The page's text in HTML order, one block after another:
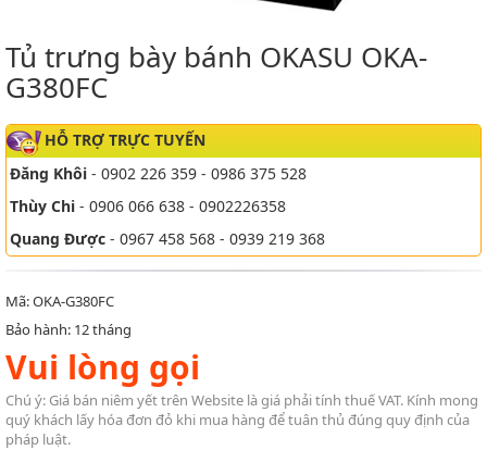
Tủ trưng bày bánh OKASU OKA-
G380FC
HỖ TRỢ TRỰC TUYẾN
Đăng Khôi - 0902 226 359 - 0986 375 528
Thùy Chi - 0906 066 638 - 0902226358
Quang Được - 0967 458 568 - 0939 219 368
Mã: OKA-G380FC
Bảo hành: 12 tháng
Vui lòng gọi
Chú ý: Giá bán niêm yết trên Website là giá phải tính thuế VAT. Kính mong
quý khách lấy hóa đơn đỏ khi mua hàng để tuân thủ đúng quy định của
pháp luật.